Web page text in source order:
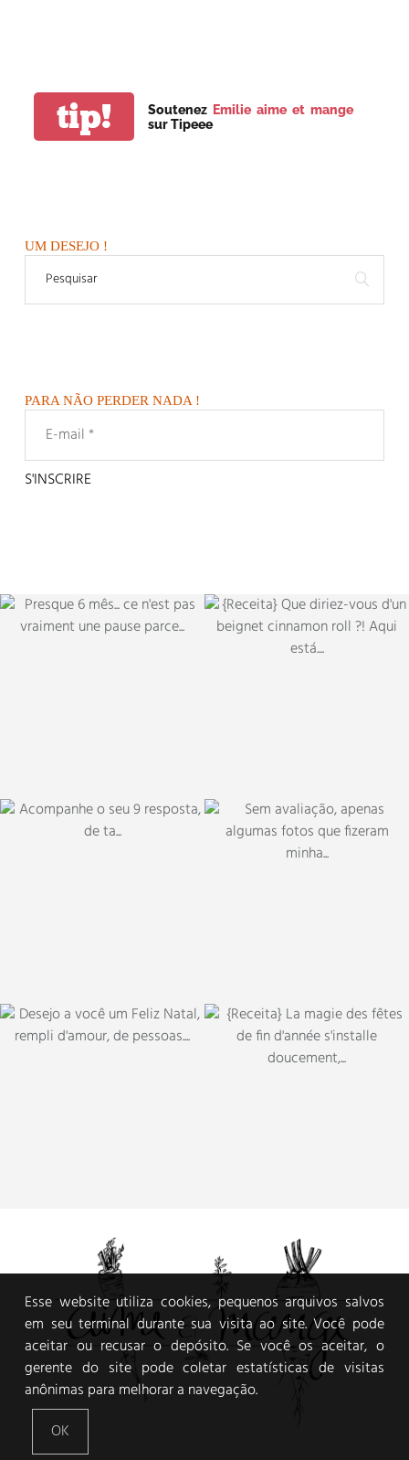
tip! Soutenez Emilie aime et mange
sur Tipeee
UM DESEJO !
PARA NÃO PERDER NADA !
Esse website utiliza cookies, pequenos arquivos salvos
em seu terminal durante sua visita ao site. Você pode
aceitar ou recusar o depósito. Se você os aceitar, o
gerente do site pode coletar estatísticas de visitas
anônimas para melhorar a navegação.
OK